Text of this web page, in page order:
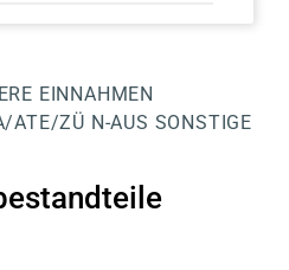
EINNAHMEN
ATE/ZÜ N-AUS SONSTIGE